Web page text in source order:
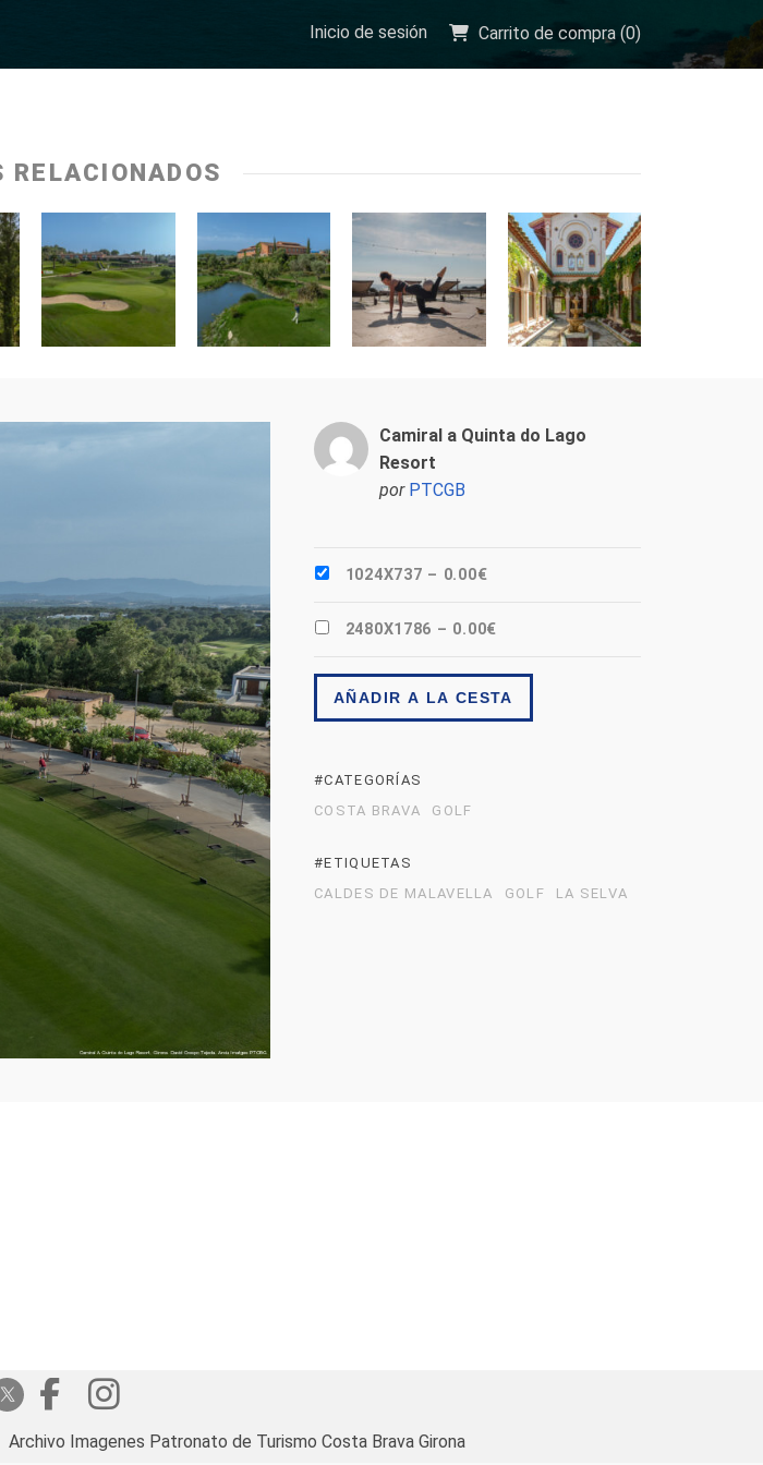
Inicio de sesión Carrito de compra (0)
RELACIONADOS
Camiral a Quinta do Lago
Resort
por PTCGB
1024X737 – 0.00€
2480X1786 – 0.00€
AÑADIR A LA CESTA
#CATEGORÍAS
COSTA BRAVA
GOLF
#ETIQUETAS
CALDES DE MALAVELLA
GOLF LA SELVA
Archivo Imagenes Patronato de Turismo Costa Brava Girona